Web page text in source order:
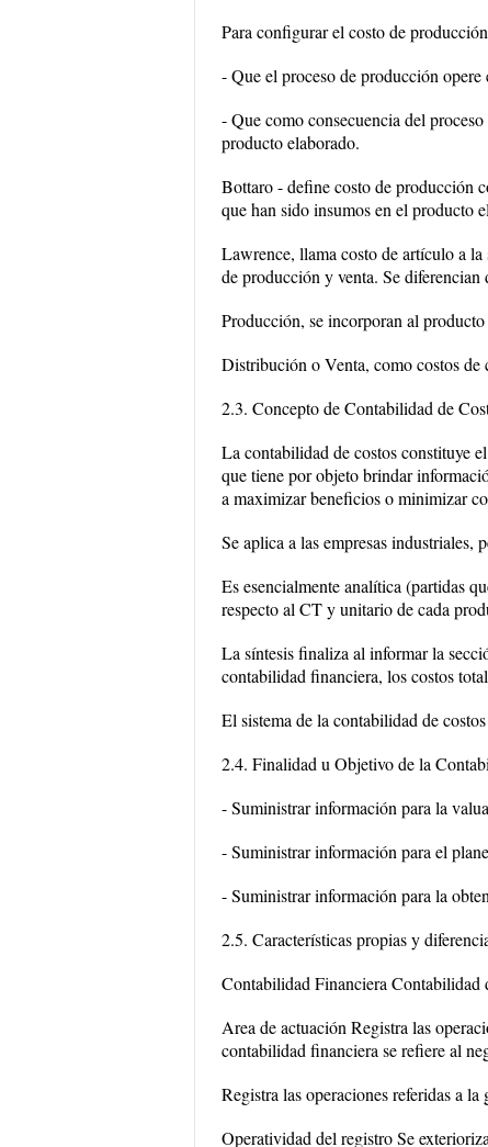
Para configurar el costo de
- Que el proceso de producción
- Que como consecuencia del
producto elaborado.
Bottaro - define costo de producción
que han sido insumos en el producto
Lawrence, llama costo de artículo a la
de producción y venta. Se
Producción, se incorporan al
Distribución o Venta, como costos de
2.3. Concepto de Contabilidad de
La contabilidad de costos constituye
que tiene por objeto brindar
a maximizar beneficios o minimizar
Se aplica a las empresas industriales,
Es esencialmente analítica (partidas
respecto al CT y unitario de cada
La síntesis finaliza al informar la
contabilidad financiera, los costos
El sistema de la contabilidad de
2.4. Finalidad u Objetivo de la
- Suministrar información para la
- Suministrar información para el
- Suministrar información para la
2.5. Características propias y
Contabilidad Financiera Contabilidad
Area de actuación Registra las
contabilidad financiera se refiere al
Registra las operaciones referidas a
Operatividad del registro Se